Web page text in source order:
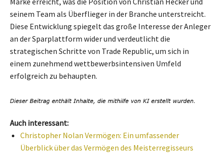
seinem Team als Überflieger in der Branche unterstreicht.
Diese Entwicklung spiegelt das große Interesse der Anleger
an der Sparplattform wider und verdeutlicht die
strategischen Schritte von Trade Republic, um sich in
einem zunehmend wettbewerbsintensiven Umfeld
erfolgreich zu behaupten.
Auch interessant:
Christopher Nolan Vermögen: Ein umfassender
Überblick über das Vermögen des Meisterregisseurs